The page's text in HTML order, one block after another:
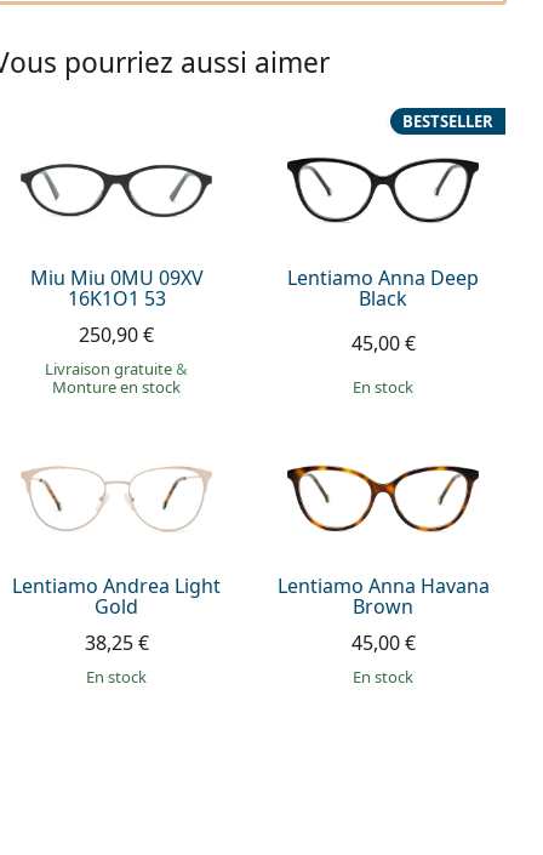
pourriez aussi aimer
Miu Miu 0MU 09XV
16K1O1 53
250,90 €
Livraison gratuite&
Monture en stock
Lentiamo Anna Deep
Black
BESTSELLER
45,00 €
en stock
Lentiamo Andrea Light
Gold
38,25 €
en stock
Lentiamo Anna Havana
Brown
45,00 €
en stock